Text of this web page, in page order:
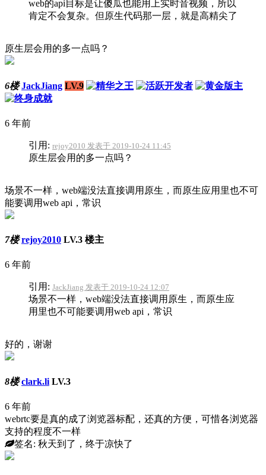
web的api目标是让傻瓜也能用上实时音视频，所以
肯定不会复杂。但原生代码那一层，就是高精尖了
原生层会用的多一点吗？
6楼 JackJiang LV.9
6 年前
引用: rejoy2010 发表于 2019-10-24 11:45
原生层会用的多一点吗？
场景不一样，web端没法直接调用原生，而原生应用里也不可
能要调用web api，常识
7楼 rejoy2010 LV.3 楼主
6 年前
引用: JackJiang 发表于 2019-10-24 12:07
场景不一样，web端没法直接调用原生，而原生应
用里也不可能要调用web api，常识
好的，谢谢
8楼 clark.li LV.3
6 年前
webrtc要是真的成了浏览器标配，还真的方便，可惜各浏览器
支持的程度不一样
签名: 秋天到了，终于凉快了